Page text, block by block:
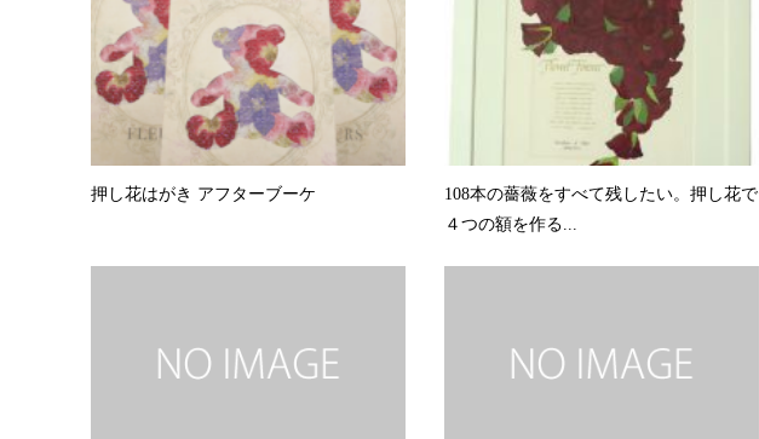
押し花はがき アフターブーケ
108本の薔薇をすべて残したい。押し花で
４つの額を作る...